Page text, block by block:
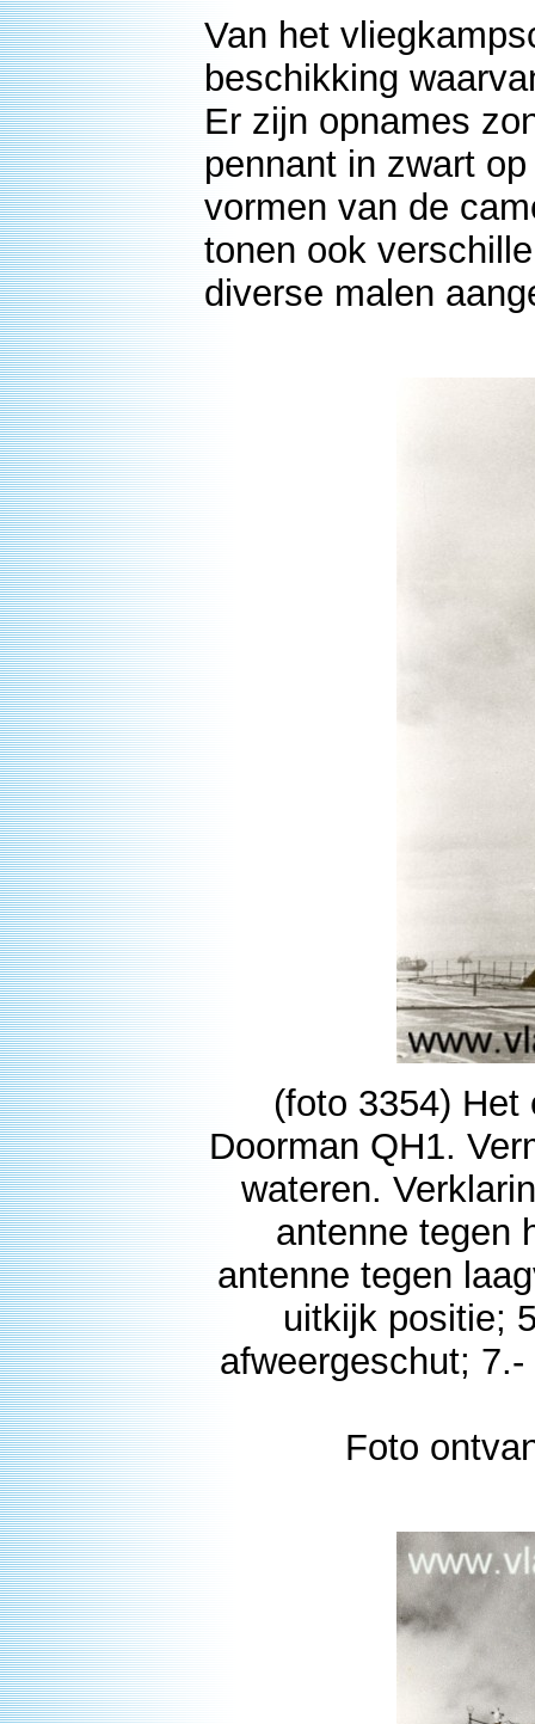
Van het
beschikking
Er zijn opnames
pennant in zwart
vormen van de
tonen ook
diverse malen
(foto 3354)
Doorman QH1.
wateren.
antenne tegen
antenne tegen
uitkijk positie;
afweergeschut;
Foto